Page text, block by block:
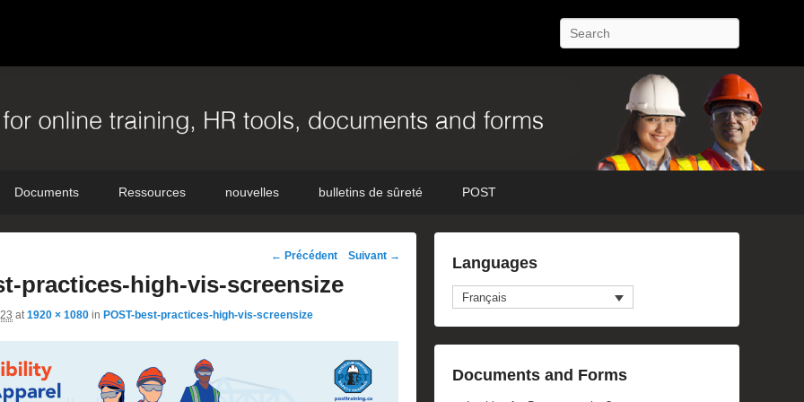
Recherche
Documents Ressources nouvelles bulletins de sûreté POST
Navigation
d'image
← Précédent Suivant →
practices-high-vis-screensize
at1920 × 1080 in POST-best-practices-high-vis-screensize
Languages
Français
Documents and Forms